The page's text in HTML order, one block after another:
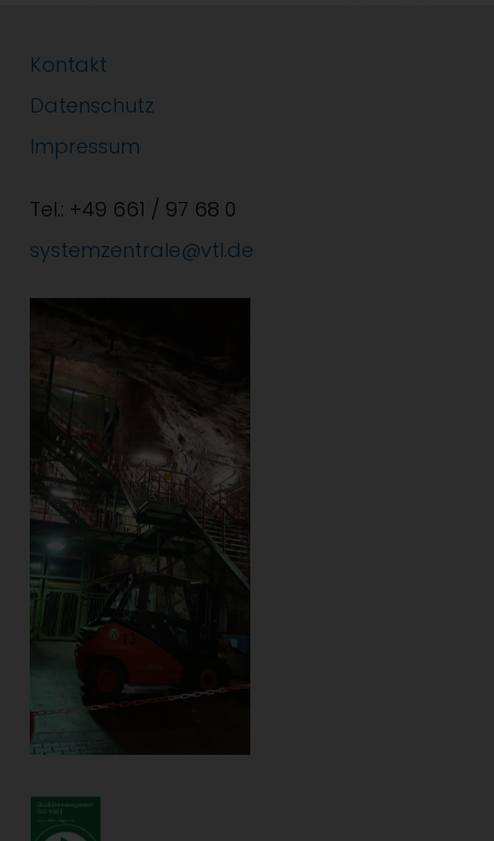
Kontakt
Datenschutz
Impressum
Tel.: +49 661 / 97 68 0
systemzentrale@vtl.de